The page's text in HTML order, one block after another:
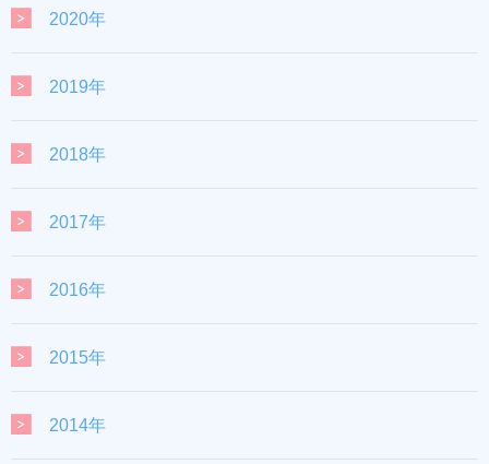
2020年
2019年
2018年
2017年
2016年
2015年
2014年